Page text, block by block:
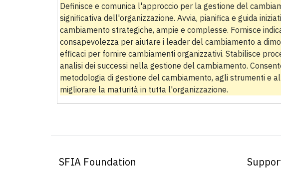
Definisce e comunica l'approccio per la gestione del
significativa dell'organizzazione. Avvia, pianifica e guida
cambiamento strategiche, ampie e complesse. Fornisce
consapevolezza per aiutare i leader del cambiamento a
efficaci per fornire cambiamenti organizzativi. Stabilisce
analisi dei successi nella gestione del cambiamento.
metodologia di gestione del cambiamento, agli strumenti e
migliorare la maturità in tutta l'organizzazione.
SFIA Foundation